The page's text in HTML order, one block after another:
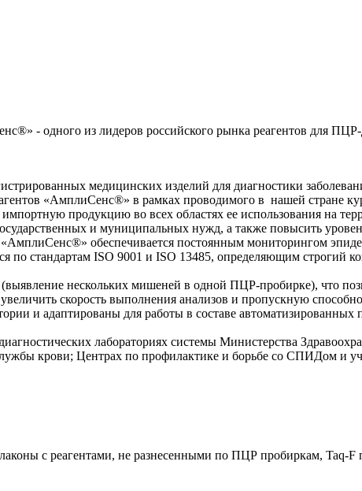
- одного из лидеров российского рынка реагентов для ПЦР-
медицинских изделий для диагностики
«АмплиСенс®» в рамках проводимого в нашей стране
продукцию во всех областях ее использования на
и муниципальных нужд, а также повысить
обеспечивается постоянным мониторингом
стандартам ISO 9001 и ISO 13485, определяющим строгий
нескольких мишеней в одной ПЦР-пробирке), что
скорость выполнения анализов и пропускную
и адаптированы для работы в составе
лабораториях системы Министерства
крови; Центрах по профилактике и борьбе со СПИДом и